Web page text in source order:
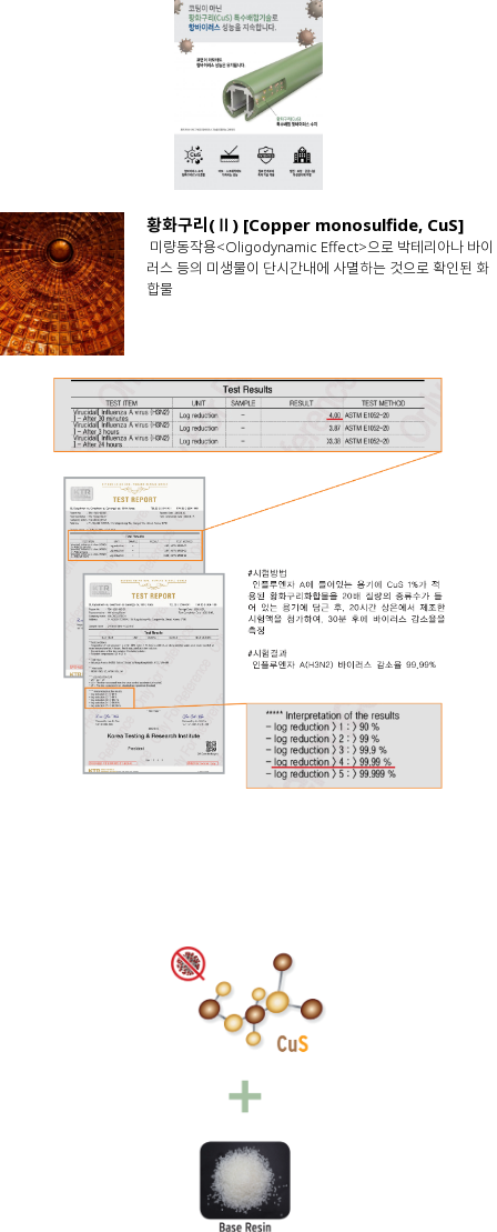
황화구리(Ⅱ) [Copper monosulfide, CuS]
미량동작용<Oligodynamic Effect>으로 박테리아나 바이
러스 등의 미생물이 단시간내에 사멸하는 것으로 확인된 화
합물